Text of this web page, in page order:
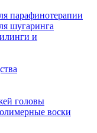
парафинотерапии
шугаринга
и
головы
воски